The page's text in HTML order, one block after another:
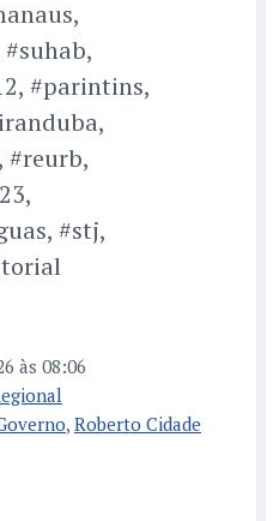
#parintins,
#reurb,
#stj,
às 08:06
, Roberto Cidade